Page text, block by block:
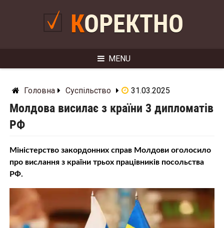
КОРЕКТНО
MENU
Головна Суспільство 31.03.2025
Молдова висилає з країни 3 дипломатів
РФ
Міністерство закордонних справ Молдови оголосило
про вислання з країни трьох працівників посольства
РФ.